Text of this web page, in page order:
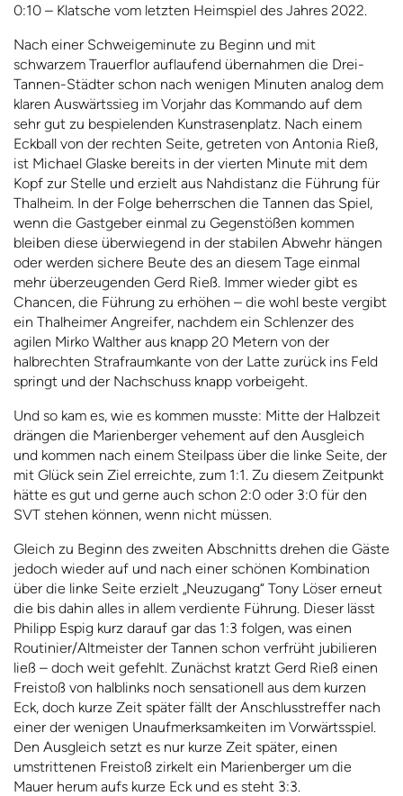
0:10 – Klatsche vom letzten Heimspiel des Jahres 2022.
Nach einer Schweigeminute zu Beginn und mit
schwarzem Trauerflor auflaufend übernahmen die Drei-
Tannen-Städter schon nach wenigen Minuten analog dem
klaren Auswärtssieg im Vorjahr das Kommando auf dem
sehr gut zu bespielenden Kunstrasenplatz. Nach einem
Eckball von der rechten Seite, getreten von Antonia Rieß,
ist Michael Glaske bereits in der vierten Minute mit dem
Kopf zur Stelle und erzielt aus Nahdistanz die Führung für
Thalheim. In der Folge beherrschen die Tannen das Spiel,
wenn die Gastgeber einmal zu Gegenstößen kommen
bleiben diese überwiegend in der stabilen Abwehr hängen
oder werden sichere Beute des an diesem Tage einmal
mehr überzeugenden Gerd Rieß. Immer wieder gibt es
Chancen, die Führung zu erhöhen – die wohl beste vergibt
ein Thalheimer Angreifer, nachdem ein Schlenzer des
agilen Mirko Walther aus knapp 20 Metern von der
halbrechten Strafraumkante von der Latte zurück ins Feld
springt und der Nachschuss knapp vorbeigeht.
Und so kam es, wie es kommen musste: Mitte der Halbzeit
drängen die Marienberger vehement auf den Ausgleich
und kommen nach einem Steilpass über die linke Seite, der
mit Glück sein Ziel erreichte, zum 1:1. Zu diesem Zeitpunkt
hätte es gut und gerne auch schon 2:0 oder 3:0 für den
SVT stehen können, wenn nicht müssen.
Gleich zu Beginn des zweiten Abschnitts drehen die Gäste
jedoch wieder auf und nach einer schönen Kombination
über die linke Seite erzielt „Neuzugang“ Tony Löser erneut
die bis dahin alles in allem verdiente Führung. Dieser lässt
Philipp Espig kurz darauf gar das 1:3 folgen, was einen
Routinier/Altmeister der Tannen schon verfrüht jubilieren
ließ – doch weit gefehlt. Zunächst kratzt Gerd Rieß einen
Freistoß von halblinks noch sensationell aus dem kurzen
Eck, doch kurze Zeit später fällt der Anschlusstreffer nach
einer der wenigen Unaufmerksamkeiten im Vorwärtsspiel.
Den Ausgleich setzt es nur kurze Zeit später, einen
umstrittenen Freistoß zirkelt ein Marienberger um die
Mauer herum aufs kurze Eck und es steht 3:3.